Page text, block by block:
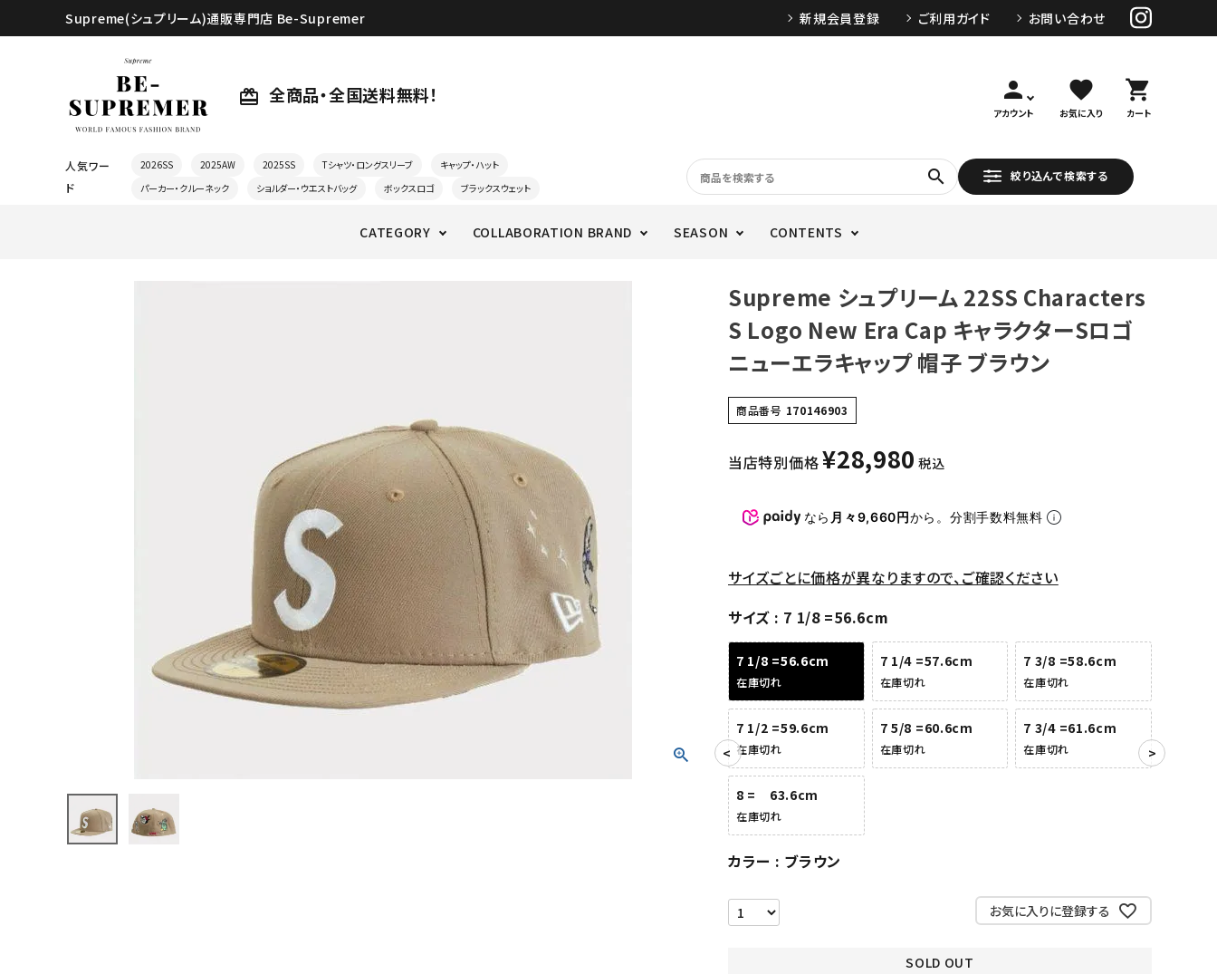
Supreme(シュプリーム)通販専門店 Be-Supremer 新規会員登録 ご利用ガイド お問い合わせ
card_giftcard 全商品・全国送料無料！ person
アカウント
favorite
お気に入り
shopping_cart
カート
人気ワー
ド
2026SS 2025AW 2025SS Tシャツ・ロングスリーブ
キャップ・ハット
パーカー・クルーネック
ショルダー・ウエストバッグ ボックスロゴ ブラックスウェット
search 絞り込んで検索する
CATEGORY COLLABORATION BRAND SEASON CONTENTS
Tシャツ・ロングスリーブ
ニット帽・ビーニー
バックパック・リュック
Supreme シュプリーム 22SS Characters
S Logo New Era Cap キャラクターSロゴ
ニューエラキャップ 帽子 ブラウン
商品番号 170146903
当店特別価格¥28,980 税込
なら 月々9,660円から。分割手数料無料
サイズごとに価格が異なりますので、ご確認ください
サイズ
7 1/8 =56.6cm
7 1/8 =56.6cm
在庫切れ
7 1/4 =57.6cm
在庫切れ
7 3/8 =58.6cm
在庫切れ
7 1/2 =59.6cm
在庫切れ
7 5/8 =60.6cm
在庫切れ
7 3/4 =61.6cm
在庫切れ
8 = 63.6cm
在庫切れ
カラー ブラウン
お気に入りに登録する
SOLD OUT